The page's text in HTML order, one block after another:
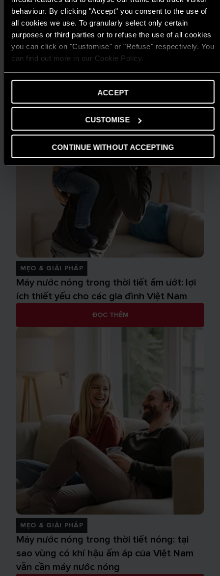
behaviour. By clicking "Accept" you consent to the use of
all cookies we use. To granularly select only certain
purposes or third parties or to refuse the use of all cookies
you can click on "Customise" or "Refuse" respectively. You
can find out more in our Cookie Policy.
ACCEPT
CUSTOMISE
CONTINUE WITHOUT ACCEPTING
ARISTON THIẾT LẬP CHUẨN MỰC MỚI
CHO GIẢI PHÁP NƯỚC NÓNG TẠI GIẢI
THƯỞNG HIỆU QUẢ NĂNG LƯỢNG 2025
ĐỌC THÊM
MẸO & GIẢI PHÁP
Máy nước nóng trong thời tiết ẩm ướt: lợi
ích thiết yếu cho các gia đình Việt Nam
ĐỌC THÊM
MẸO & GIẢI PHÁP
Máy nước nóng trong thời tiết nóng: tại
sao vùng có khí hậu ấm áp của Việt Nam
vẫn cần máy nước nóng